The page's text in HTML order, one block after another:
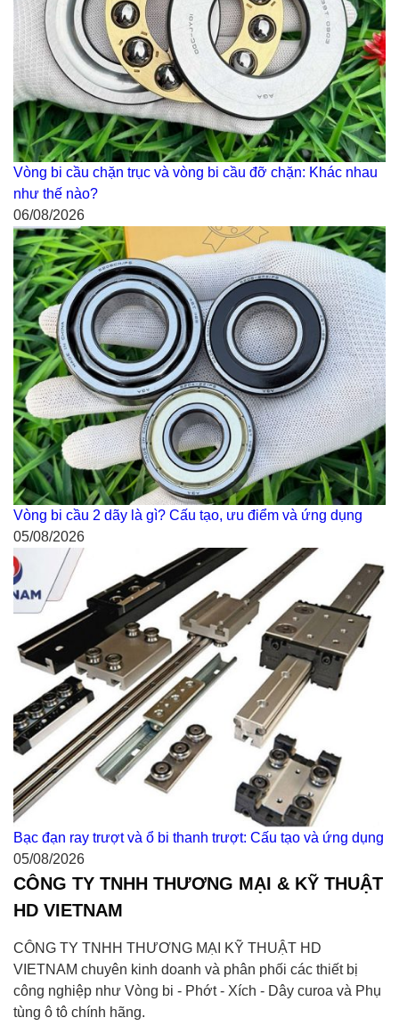
Vòng bi cầu chặn trục và vòng bi cầu đỡ chặn: Khác nhau
như thế nào?
06/08/2026
Vòng bi cầu 2 dãy là gì? Cấu tạo, ưu điểm và ứng dụng
05/08/2026
Bạc đạn ray trượt và ổ bi thanh trượt: Cấu tạo và ứng dụng
05/08/2026
CÔNG TY TNHH THƯƠNG MẠI & KỸ THUẬT
HD VIETNAM
CÔNG TY TNHH THƯƠNG MẠI KỸ THUẬT HD
VIETNAM chuyên kinh doanh và phân phối các thiết bị
công nghiệp như Vòng bi - Phớt - Xích - Dây curoa và Phụ
tùng ô tô chính hãng.